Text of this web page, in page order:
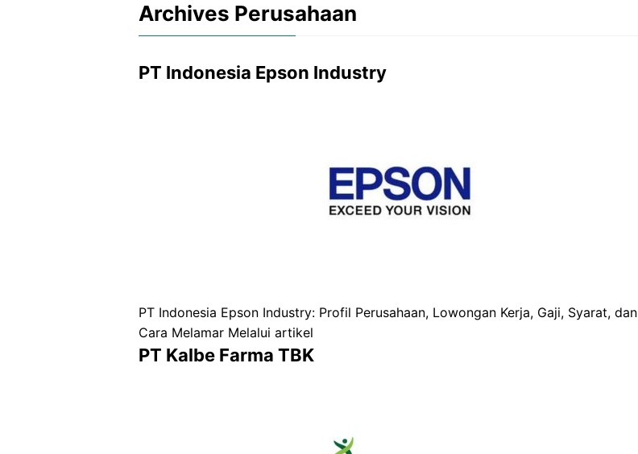
Archives Perusahaan
PT Indonesia Epson Industry
PT Indonesia Epson Industry: Profil Perusahaan, Lowongan Kerja, Gaji, Syarat, dan
Cara Melamar Melalui artikel
PT Kalbe Farma TBK